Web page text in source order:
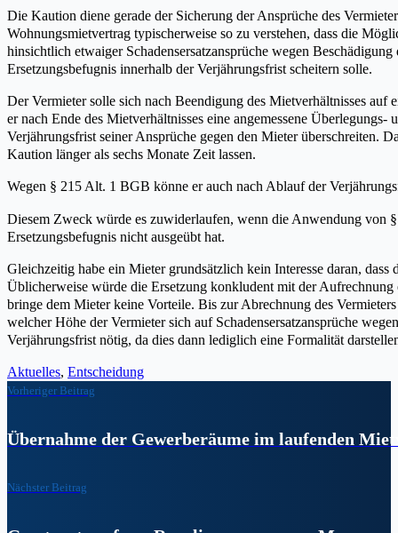
Die Kaution diene gerade der Sicherung der Ansprüche des
Wohnungsmietvertrag typischerweise so zu verstehen, dass die
hinsichtlich etwaiger Schadensersatzansprüche wegen
Ersetzungsbefugnis innerhalb der Verjährungsfrist scheitern solle.
Der Vermieter solle sich nach Beendigung des Mietverhältnisses
er nach Ende des Mietverhältnisses eine angemessene
Verjährungsfrist seiner Ansprüche gegen den Mieter überschreiten.
Kaution länger als sechs Monate Zeit lassen.
Wegen § 215 Alt. 1 BGB könne er auch nach Ablauf der
Diesem Zweck würde es zuwiderlaufen, wenn die Anwendung von
Ersetzungsbefugnis nicht ausgeübt hat.
Gleichzeitig habe ein Mieter grundsätzlich kein Interesse daran, dass
Üblicherweise würde die Ersetzung konkludent mit der
bringe dem Mieter keine Vorteile. Bis zur Abrechnung des
welcher Höhe der Vermieter sich auf Schadensersatzansprüche
Verjährungsfrist nötig, da dies dann lediglich eine Formalität
Aktuelles, Entscheidung
Vorheriger Beitrag
Übernahme der Gewerberäume im laufenden
Nächster Beitrag